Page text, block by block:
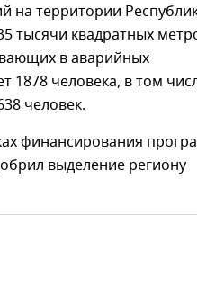
территории
тысячи квадратных
в аварийных
1878 человека, в том
человек.
финансирования
выделение региону